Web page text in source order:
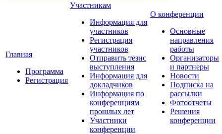
Главная
Программа
Регистрация
Участникам
Информация для
участников
Регистрация
участников
Отправить тезис
выступления
Информация для
докладчиков
Информация по
конференциям
прошлых лет
Участники
конференции
О конференции
Основные
направления
работы
Организаторы
и партнеры
Новости
Подписка на
рассылки
Фотоотчеты
Решения
конференции